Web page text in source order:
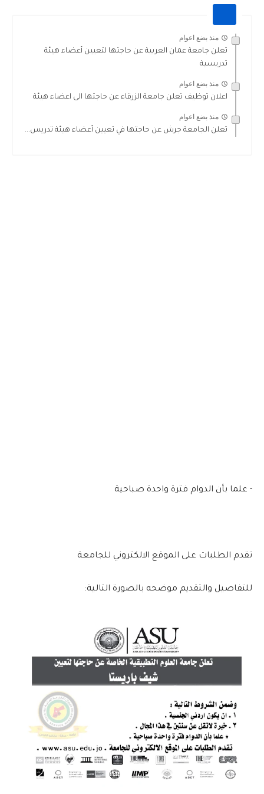
منذ بضع اعوام
تعلن جامعة عمان العربية عن حاجتها لتعيين أعضاء هيئة
تدريسية
منذ بضع اعوام
اعلان توظيف تعلن جامعة الزرقاء عن حاجتها الى اعضاء هيئة
منذ بضع اعوام
تعلن الجامعة جرش عن حاجتها في تعيين أعضاء هيئة تدريس...
- ‏علما بأن الدوام فترة واحدة صباحية
تقدم الطلبات على الموقع الالكتروني للجامعة
للتفاصيل والتقديم موضحه بالصورة التالية: